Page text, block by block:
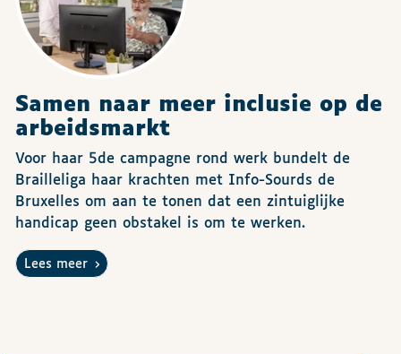
Samen naar meer inclusie op de
arbeidsmarkt
Voor haar 5de campagne rond werk bundelt de
Brailleliga haar krachten met Info-Sourds de
Bruxelles om aan te tonen dat een zintuiglijke
handicap geen obstakel is om te werken.
Lees meer